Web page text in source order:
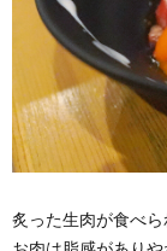
炙った生肉が食べら